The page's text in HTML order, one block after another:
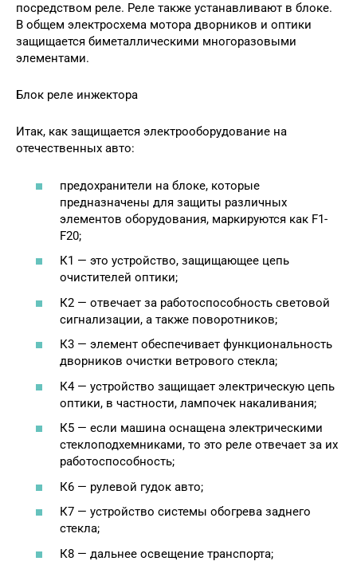
посредством реле. Реле также устанавливают в блоке.
В общем электросхема мотора дворников и оптики
защищается биметаллическими многоразовыми
элементами.
Блок реле инжектора
Итак, как защищается электрооборудование на
отечественных авто:
предохранители на блоке, которые
предназначены для защиты различных
элементов оборудования, маркируются как F1-
F20;
К1 — это устройство, защищающее цепь
очистителей оптики;
К2 — отвечает за работоспособность световой
сигнализации, а также поворотников;
К3 — элемент обеспечивает функциональность
дворников очистки ветрового стекла;
К4 — устройство защищает электрическую цепь
оптики, в частности, лампочек накаливания;
К5 — если машина оснащена электрическими
стеклоподхемниками, то это реле отвечает за их
работоспособность;
К6 — рулевой гудок авто;
К7 — устройство системы обогрева заднего
стекла;
К8 — дальнее освещение транспорта;